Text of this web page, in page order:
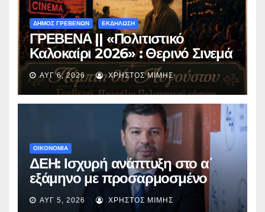
ΔΗΜΟΣ ΓΡΕΒΕΝΩΝ ΕΚΔΗΛΩΣΗ
ΓΡΕΒΕΝΑ || «Πολιτιστικό
Καλοκαίρι 2026» : Θερινό Σινεμά
με την βραβευμένη ταινία
«Μικρές Ανάσες».
ΑΥΓ 6, 2026 ΧΡΉΣΤΟΣ ΜΊΜΗΣ
ΟΙΚΟΝΟΜΙΑ
ΔΕΗ: Ισχυρή ανάπτυξη στο α΄
εξάμηνο με προσαρμοσμένο
EBITDA στα €1,2 δισ.
ΑΥΓ 5, 2026 ΧΡΉΣΤΟΣ ΜΊΜΗΣ